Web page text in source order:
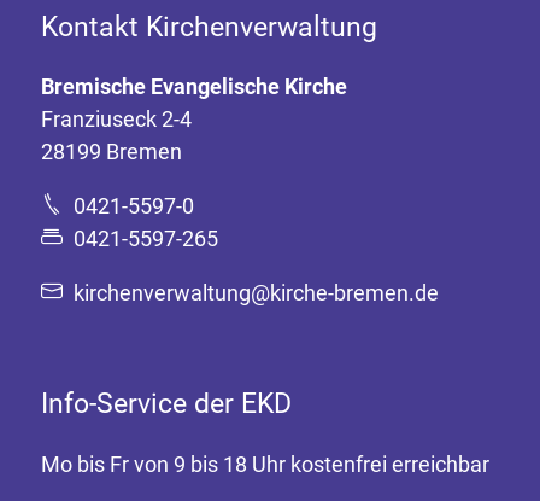
Kontakt Kirchenverwaltung
Bremische Evangelische Kirche
Franziuseck 2-4
28199 Bremen
0421-5597-0
0421-5597-265
kirchenverwaltung@kirche-bremen.de
Info-Service der EKD
Mo bis Fr von 9 bis 18 Uhr kostenfrei erreichbar